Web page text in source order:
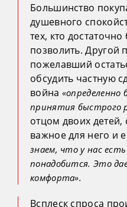
Большинство
душевного
тех, кто
позволить. Другой
пожелавший
обсудить частную
война «определенно
принятия быстрого
отцом двоих детей,
важное для него и
знаем, что у нас
понадобится. Это
комфорта».
Всплеск спроса